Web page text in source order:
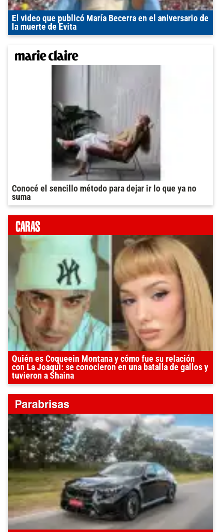
El video que publicó María Becerra en el aniversario de
la muerte de Evita
Conocé el sencillo método para dejar ir lo que ya no
suma
Quién es Coqueein Montana y cómo fue su relación
con La Joaqui: se conocieron en una batalla de gallos y
tuvieron a Shaina